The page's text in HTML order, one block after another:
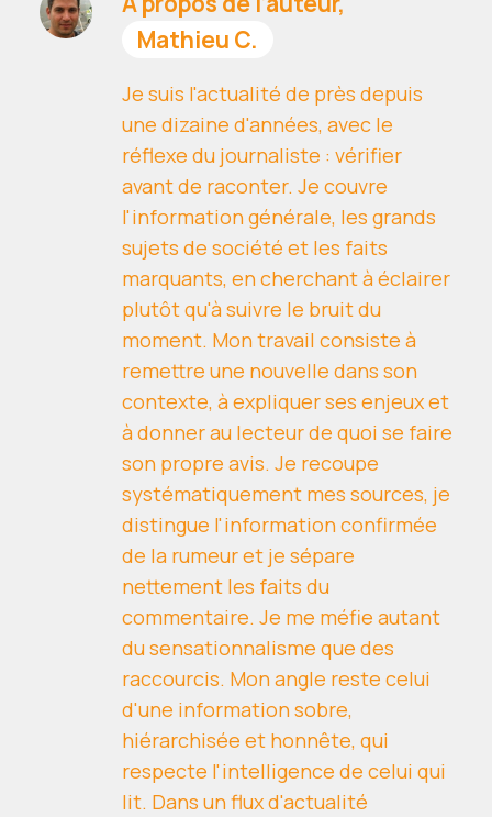
Mathieu C.
Je suis l'actualité de près depuis
une dizaine d'années, avec le
réflexe du journaliste : vérifier
avant de raconter. Je couvre
l'information générale, les grands
sujets de société et les faits
marquants, en cherchant à éclairer
plutôt qu'à suivre le bruit du
moment. Mon travail consiste à
remettre une nouvelle dans son
contexte, à expliquer ses enjeux et
à donner au lecteur de quoi se faire
son propre avis. Je recoupe
systématiquement mes sources, je
distingue l'information confirmée
de la rumeur et je sépare
nettement les faits du
commentaire. Je me méfie autant
du sensationnalisme que des
raccourcis. Mon angle reste celui
d'une information sobre,
hiérarchisée et honnête, qui
respecte l'intelligence de celui qui
lit. Dans un flux d'actualité